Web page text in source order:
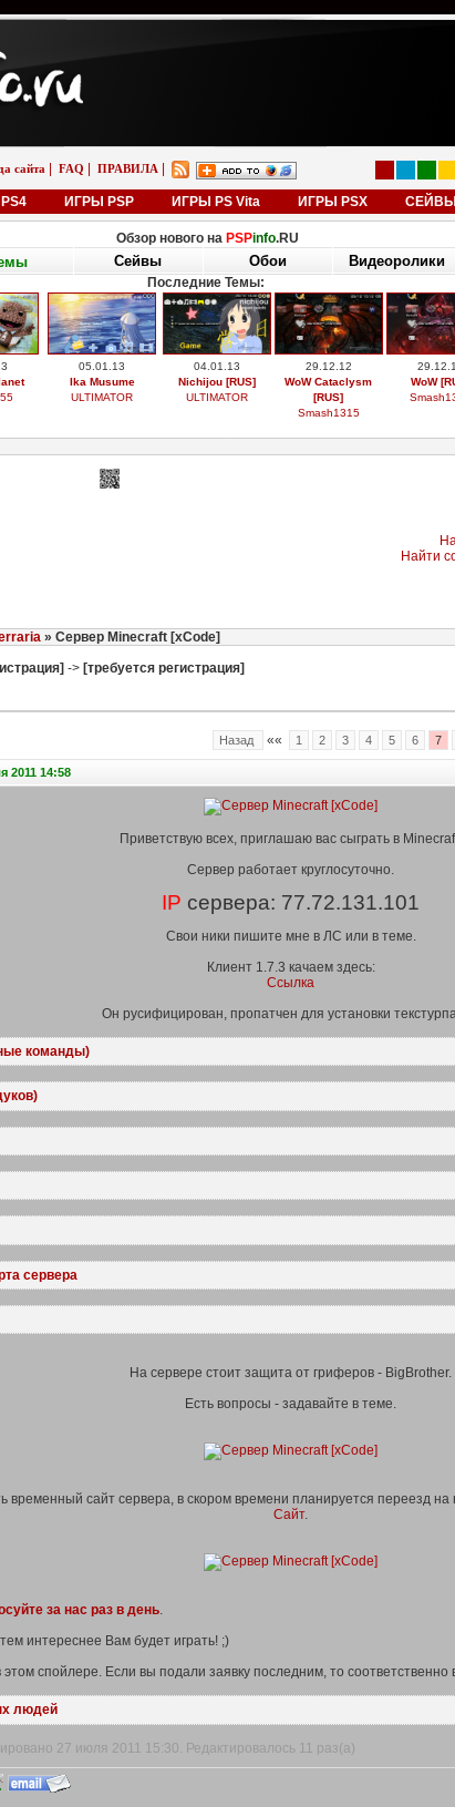
сайта FAQ ПРАВИЛА
ИГРЫ PSP ИГРЫ PS Vita ИГРЫ PSX
Обзор нового на PSPinfo.RU
Сейвы Обои Видеоролики
Последние Темы:
05.01.13
Ika Musume
ULTIMATOR
04.01.13
Nichijou [RUS]
ULTIMATOR
29.12.12
WoW Cataclysm
[RUS]
Smash1315
WoW
Найти
» Сервер Minecraft [xCode]
-> [требуется регистрация]
Назад «« 1 2 3 4 5 6 7
2011 14:58
Приветствую всех, приглашаю вас сыграть в
Сервер работает круглосуточно.
IP сервера: 77.72.131.101
Свои ники пишите мне в ЛС или в теме.
Клиент 1.7.3 качаем здесь:
Ссылка
Он русифицирован, пропатчен для установки
команды)
сервера
На сервере стоит защита от гриферов - BigBrother.
Есть вопросы - задавайте в теме.
временный сайт сервера, в скором времени планируется переезд
Сайт.
за нас раз в день.
интереснее Вам будет играть! ;)
спойлере. Если вы подали заявку последним, то соответственно
людей
27 июля 2011 15:30. Редактировалось 11 раз(а)